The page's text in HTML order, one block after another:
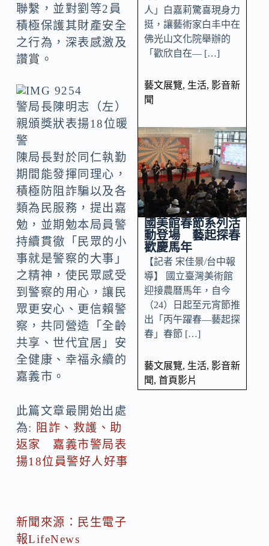
聯繫，並對劉等2員
積極保護其財產安全
之行為，深表感激及
讚賞。
警局長陳明志（左）
親頒獎狀表揚18位暖
警
陳局長對於同仁執勤
期間能發揮同理心，
積極防阻詐騙以及各
類為民服務，提出嘉
勉，並期勉本局員警
持續貫徹「民眾的小
事就是警察的大事」
之精神，使民眾感受
到警察的用心，讓民
眾更安心、更信賴警
察，共同營造「全齡
共享、世代宜居」安
全健康、幸福永續的
嘉義市。
此篇文章最開始出處
為: 阻詐、救護、助
返家 嘉義市警局表
揚18位員警好人好事
新聞來源：民生電子
報LifeNews
人」白嘉莉驚喜現身力
挺，讓藝術家白丰中在
佛光山文化院舉辦的
「歡欣自在— […]
藝文展覽, 生活, 影音新
聞
國美館春節系列活
動登場 藝起探春
歡慶馬年
【記者 宋佳景/台中報
導】 國立臺灣美術館
迎接農曆馬年，自今
（24）日起至元宵節推
出「丙午躍春—藝起探
春」春節 […]
藝文展覽, 生活, 影音新
聞, 首頁影片